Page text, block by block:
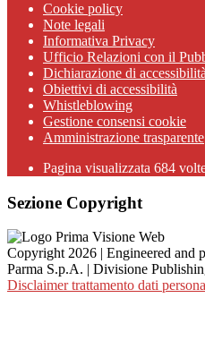
Cookie policy
Note legali
Informativa Privacy
Ufficio Relazioni con il
Dichiarazione di accessibilità
Obiettivi di accessibilità
Whistleblowing
Gestione consensi cookie
Amministrazione trasparente
Pagina visualizzata 684
Sezione Copyright
Copyright 2026 | Engineered and
Parma S.p.A. | Divisione
Disclaimer trattamento dati